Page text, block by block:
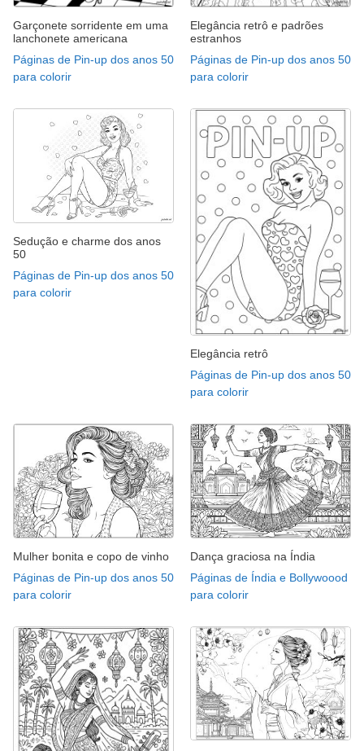
Garçonete sorridente em uma
lanchonete americana
Páginas de Pin-up dos anos 50
para colorir
Elegância retrô e padrões
estranhos
Páginas de Pin-up dos anos 50
para colorir
Sedução e charme dos anos
50
Páginas de Pin-up dos anos 50
para colorir
Elegância retrô
Páginas de Pin-up dos anos 50
para colorir
Mulher bonita e copo de vinho
Páginas de Pin-up dos anos 50
para colorir
Dança graciosa na Índia
Páginas de Índia e Bollywoood
para colorir